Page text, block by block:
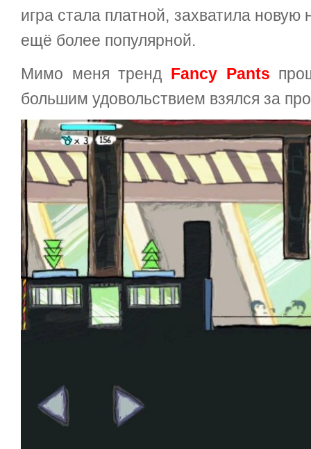
игра стала платной, захватила новую
ещё более популярной.
Мимо меня тренд Fancy Pants
большим удовольствием взялся за